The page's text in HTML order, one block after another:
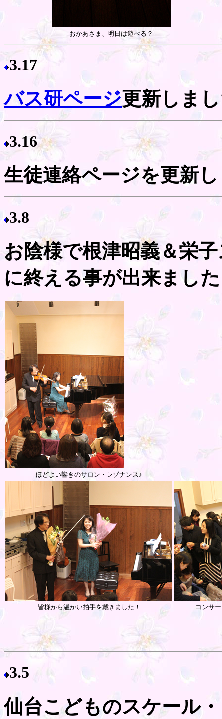
おかあさま、明日は遊べる？
3.17
バス研ページ更新しま
3.16
生徒連絡ページを更新
3.8
お陰様で根津昭義＆栄
に終える事が出来まし
ほどよい響きのサロン・レゾナンス♪
皆様から温かい拍手を戴きました！ コンサ
3.5
仙台こどものスケール